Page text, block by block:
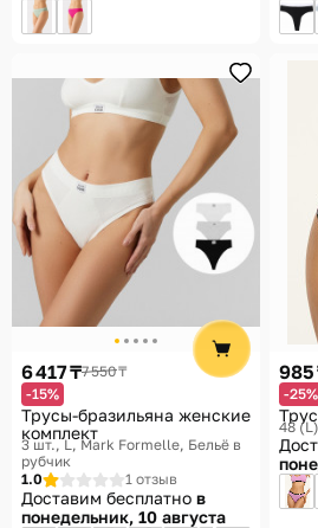
6 417 ₸7 550 ₸
-15%
Трусы-бразильяна женские
комплект
3 шт., L Mark Formelle, Бельё в
рубчик
1.0
1 отзыв
Доставим бесплатно в
понедельник, 10 августа
985
-25%
48 (L)